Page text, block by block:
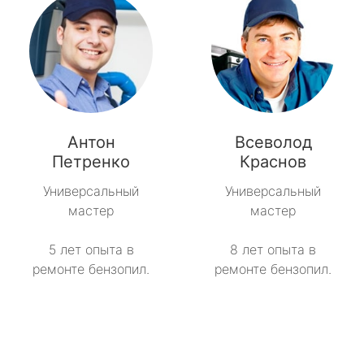
Антон
Петренко
Универсальный
мастер
5 лет опыта в
ремонте бензопил.
Всеволод
Краснов
Универсальный
мастер
8 лет опыта в
ремонте бензопил.